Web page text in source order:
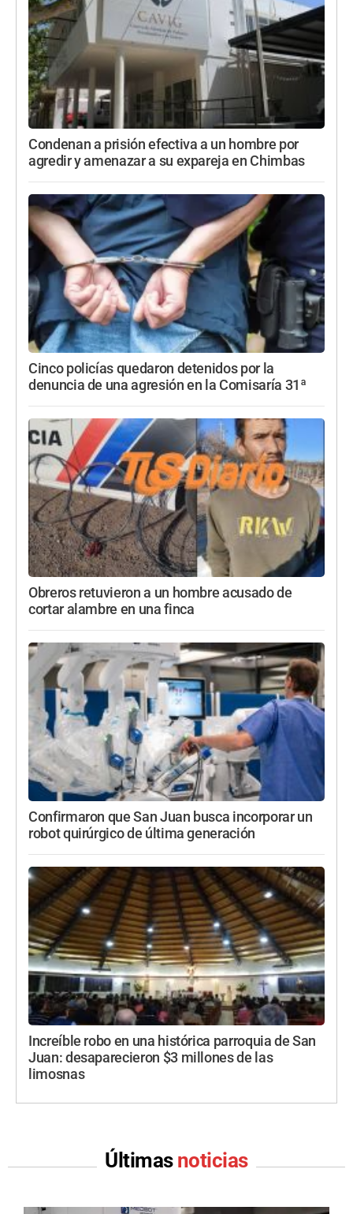
Condenan a prisión efectiva a un hombre por
agredir y amenazar a su expareja en Chimbas
Cinco policías quedaron detenidos por la
denuncia de una agresión en la Comisaría 31ª
Obreros retuvieron a un hombre acusado de
cortar alambre en una finca
Confirmaron que San Juan busca incorporar un
robot quirúrgico de última generación
Increíble robo en una histórica parroquia de San
Juan: desaparecieron $3 millones de las
limosnas
Últimas noticias